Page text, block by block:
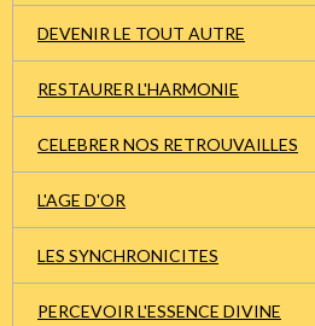
DEVENIR LE TOUT AUTRE
RESTAURER L'HARMONIE
CELEBRER NOS RETROUVAILLES
L'AGE D'OR
LES SYNCHRONICITES
PERCEVOIR L'ESSENCE DIVINE